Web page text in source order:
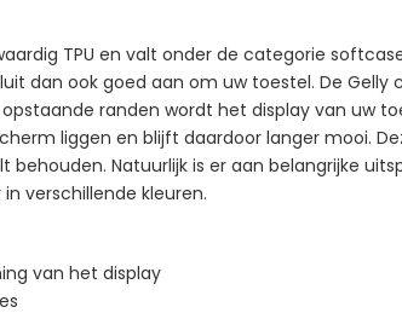
TPU en valt onder de categorie
dan ook goed aan om uw toestel. De
randen wordt het display van uw
liggen en blijft daardoor langer mooi.
behouden. Natuurlijk is er aan belangrijke
verschillende kleuren.
van het display